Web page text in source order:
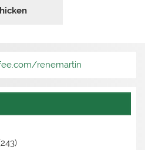
renemartin